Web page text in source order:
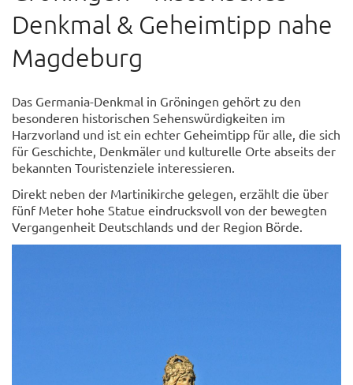
Denkmal & Geheimtipp nahe
Magdeburg
Das Germania-Denkmal in Gröningen gehört zu den
besonderen historischen Sehenswürdigkeiten im
Harzvorland und ist ein echter Geheimtipp für alle, die sich
für Geschichte, Denkmäler und kulturelle Orte abseits der
bekannten Touristenziele interessieren.
Direkt neben der Martinikirche gelegen, erzählt die über
fünf Meter hohe Statue eindrucksvoll von der bewegten
Vergangenheit Deutschlands und der Region Börde.